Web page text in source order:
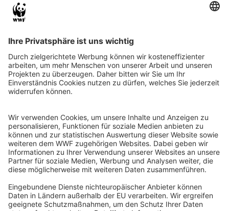
WWF Deutschland
Reinhardtstr. 18
10117 Berlin
Ihre Spende kann steuerlich geltend gemacht werden
Registriert als Stiftung WWF Deutschland, Senatsverwaltung für
Justiz Berlin, Az: 3416/976/2
Umsatzsteuer-Identifikationsnummer: DE 114236103
Freistellungsbescheid: Als gemeinnützige Körperschaft befreit
von der Körperschaftssteuer gem. §5 I 9 KStg. unter der